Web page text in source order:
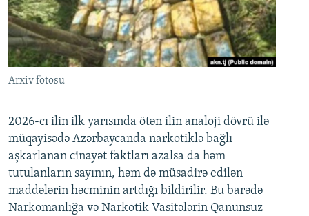
Arxiv fotosu
2026-cı ilin ilk yarısında ötən ilin analoji dövrü ilə
müqayisədə Azərbaycanda narkotiklə bağlı
aşkarlanan cinayət faktları azalsa da həm
tutulanların sayının, həm də müsadirə edilən
maddələrin həcminin artdığı bildirilir. Bu barədə
Narkomanlığa və Narkotik Vasitələrin Qanunsuz